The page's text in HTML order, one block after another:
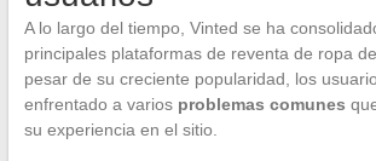
A lo largo del tiempo, Vinted se ha
principales plataformas de reventa de ropa
pesar de su creciente popularidad, los
enfrentado a varios problemas comunes
su experiencia en el sitio.